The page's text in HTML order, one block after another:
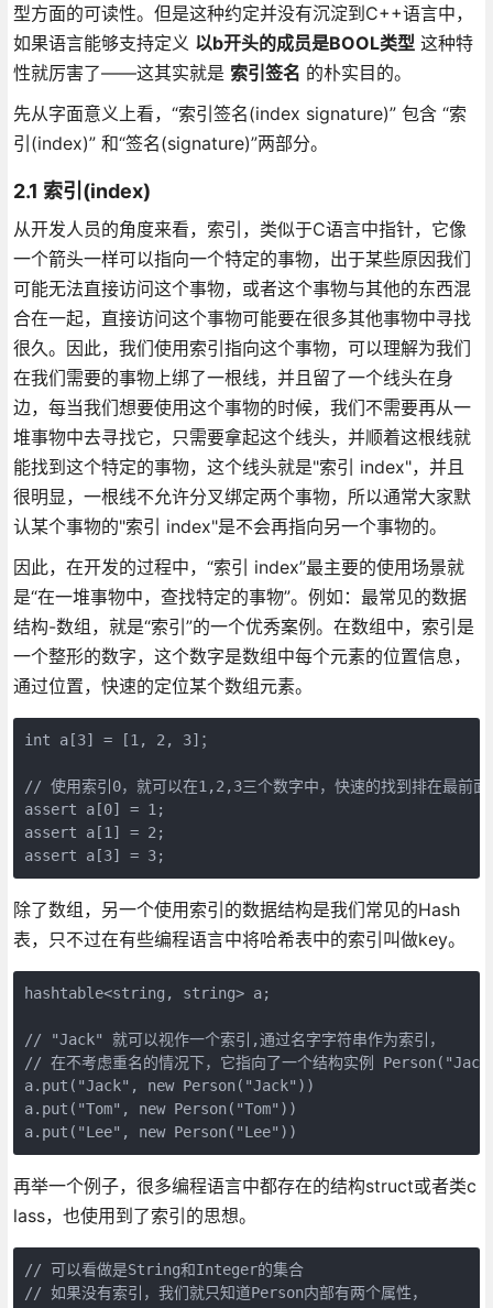
型方面的可读性。但是这种约定并没有沉淀到C++语言中，
如果语言能够支持定义 以b开头的成员是BOOL类型 这种特
性就厉害了——这其实就是 索引签名 的朴实目的。
先从字面意义上看，“索引签名(index signature)” 包含 “索
引(index)” 和“签名(signature)”两部分。
2.1 索引(index)
从开发人员的角度来看，索引，类似于C语言中指针，它像
一个箭头一样可以指向一个特定的事物，出于某些原因我们
可能无法直接访问这个事物，或者这个事物与其他的东西混
合在一起，直接访问这个事物可能要在很多其他事物中寻找
很久。因此，我们使用索引指向这个事物，可以理解为我们
在我们需要的事物上绑了一根线，并且留了一个线头在身
边，每当我们想要使用这个事物的时候，我们不需要再从一
堆事物中去寻找它，只需要拿起这个线头，并顺着这根线就
能找到这个特定的事物，这个线头就是"索引 index"，并且
很明显，一根线不允许分叉绑定两个事物，所以通常大家默
认某个事物的"索引 index"是不会再指向另一个事物的。
因此，在开发的过程中，“索引 index”最主要的使用场景就
是“在一堆事物中，查找特定的事物”。例如：最常见的数据
结构-数组，就是“索引”的一个优秀案例。在数组中，索引是
一个整形的数字，这个数字是数组中每个元素的位置信息，
通过位置，快速的定位某个数组元素。
int a[3] = [1, 2, 3]；
// 使用索引0，就可以在1,2,3三个数字中，快速的找到排在最前面
assert a[0] = 1;
assert a[1] = 2;
assert a[3] = 3;
除了数组，另一个使用索引的数据结构是我们常见的Hash
表，只不过在有些编程语言中将哈希表中的索引叫做key。
hashtable<string, string> a;
// "Jack" 就可以视作一个索引,通过名字字符串作为索引，
// 在不考虑重名的情况下，它指向了一个结构实例
a.put("Jack", new Person("Jack"))
a.put("Tom", new Person("Tom"))
a.put("Lee", new Person("Lee"))
再举一个例子，很多编程语言中都存在的结构struct或者类c
lass，也使用到了索引的思想。
// 可以看做是String和Integer的集合
// 如果没有索引，我们就只知道Person内部有两个属性，